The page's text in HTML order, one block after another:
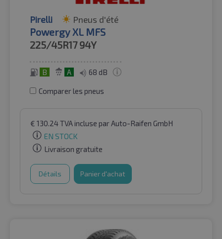
Pirelli Pneus d'été
Powergy XL MFS
225/45R17 94Y
B A 68 dB
Comparer les pneus
€ 130.24TVA incluse par Auto-Raifen GmbH
EN STOCK
Livraison gratuite
Détails Panier d'achat